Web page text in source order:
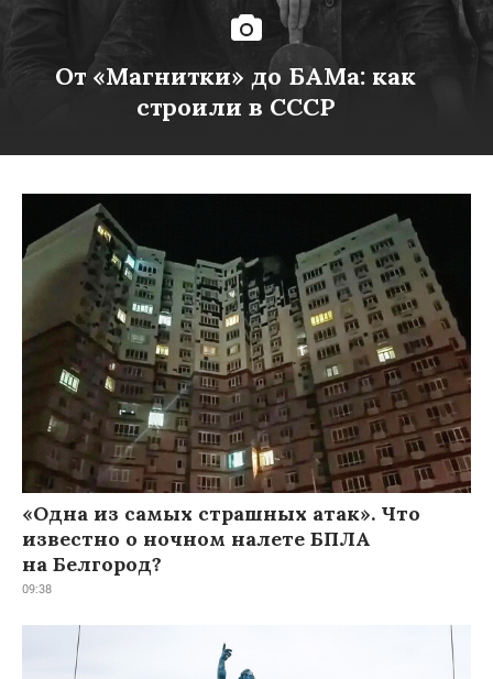
От «Магнитки» до БАМа: как
строили в СССР
«Одна из самых страшных атак». Что
известно о ночном налете БПЛА
на Белгород?
09:38